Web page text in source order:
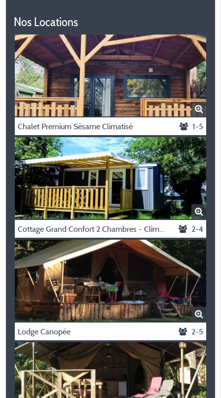
Nos Locations
Chalet Premium Sésame Climatisé 1-5
Cottage Grand Confort 2 Chambres - Climatisé 2-4
Lodge Canopée 2-5